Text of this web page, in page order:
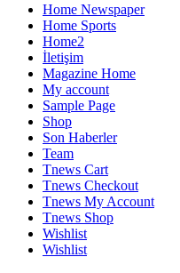
Home Newspaper
Home Sports
Home2
İletişim
Magazine Home
My account
Sample Page
Shop
Son Haberler
Team
Tnews Cart
Tnews Checkout
Tnews My Account
Tnews Shop
Wishlist
Wishlist